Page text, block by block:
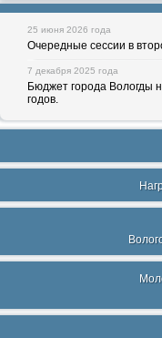
25 июня 2026 года
Очередные сессии в
7 декабря 2025 года
Бюджет города Вологды
годов.